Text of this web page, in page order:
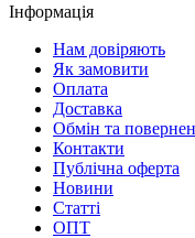
Інформація
Нам довіряють
Як замовити
Оплата
Доставка
Обмін та
Контакти
Публічна оферта
Новини
Статті
ОПТ